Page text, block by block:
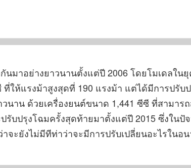
มาอย่างยาวนานตั้งแต่ปี 2006 โดยโมเดลในยุ
ให้แรงม้าสูงสุดที่ 190 แรงม้า แต่ได้มีการปรับ
นาน ด้วยเครื่องยนต์ขนาด 1,441 ซีซี ที่สามารถ
รับปรุงโฉมครั้งสุดท้ายมาตั้งแต่ปี 2015 ซึ่งในปั
จะยังไม่มีทีท่าว่าจะมีการปรับเปลี่ยนอะไรในอ